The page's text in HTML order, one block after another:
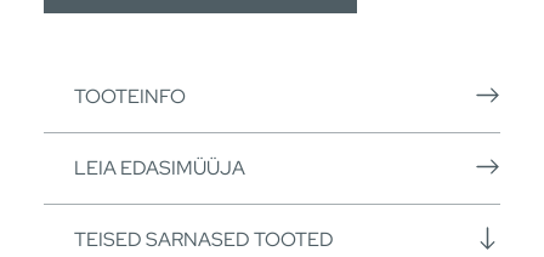
TOOTEINFO
LEIA EDASIMÜÜJA
TEISED SARNASED TOOTED